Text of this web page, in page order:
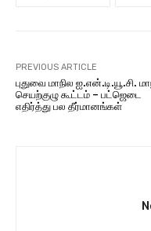
PREVIOUS ARTICLE
புதுவை மாநில ஐ.என்.டி.யூ.சி.
செயற்குழு கூட்டம் – பட்ஜெடை
எதிர்த்து பல தீர்மானங்கள்